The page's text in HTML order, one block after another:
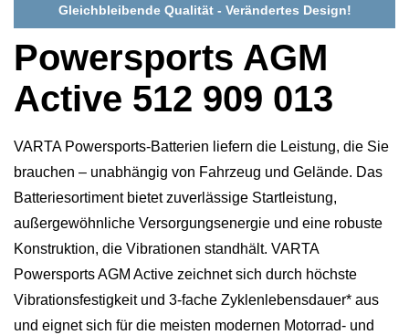
Gleichbleibende Qualität - Verändertes Design!
Powersports AGM
Active 512 909 013
VARTA Powersports-Batterien liefern die Leistung, die Sie
brauchen – unabhängig von Fahrzeug und Gelände. Das
Batteriesortiment bietet zuverlässige Startleistung,
außergewöhnliche Versorgungsenergie und eine robuste
Konstruktion, die Vibrationen standhält. VARTA
Powersports AGM Active zeichnet sich durch höchste
Vibrationsfestigkeit und 3-fache Zyklenlebensdauer* aus
und eignet sich für die meisten modernen Motorrad- und